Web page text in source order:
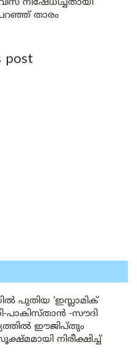
നിഷേധിച്ചതായി
പറഞ്ഞ് താരം
post
പുതിയ ‘ഇസ്ലാമിക്
പാകിസ്താൻ -സൗദി
ഈജിപ്തും
നിരീക്ഷിച്ച്